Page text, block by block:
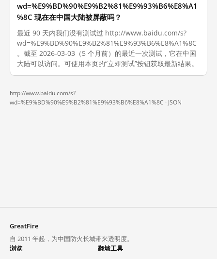
wd=%E9%BD%90%E9%B2%81%E9%93%B6%E8%A1
%8C 现在在中国大陆被屏蔽吗？
最近 90 天内我们没有测试过 http://www.baidu.com/s?
wd=%E9%BD%90%E9%B2%81%E9%93%B6%E8%A1%8C
。截至 2026-03-03（5 个月前）的最近一次测试，它在中国
大陆可以访问。可使用本页的“立即测试”按钮获取最新结果。
http://www.baidu.com/s?
wd=%E9%BD%90%E9%B2%81%E9%93%B6%E8%A1%8C · JSON
GreatFire
自 2011 年起，为中国防火长城带来透明度。
浏览
翻墙工具